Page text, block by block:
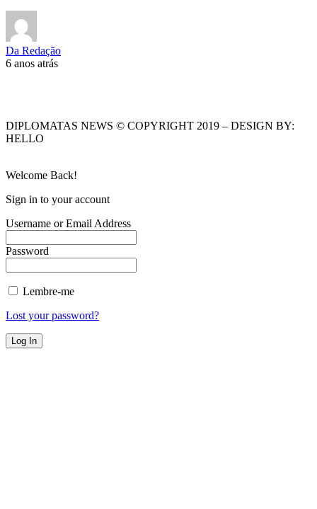
Da Redação
6 anos atrás
DIPLOMATAS NEWS © COPYRIGHT 2019 – DESIGN BY:
HELLO
Welcome Back!
Sign in to your account
Username or Email Address
Password
Lembre-me
Lost your password?